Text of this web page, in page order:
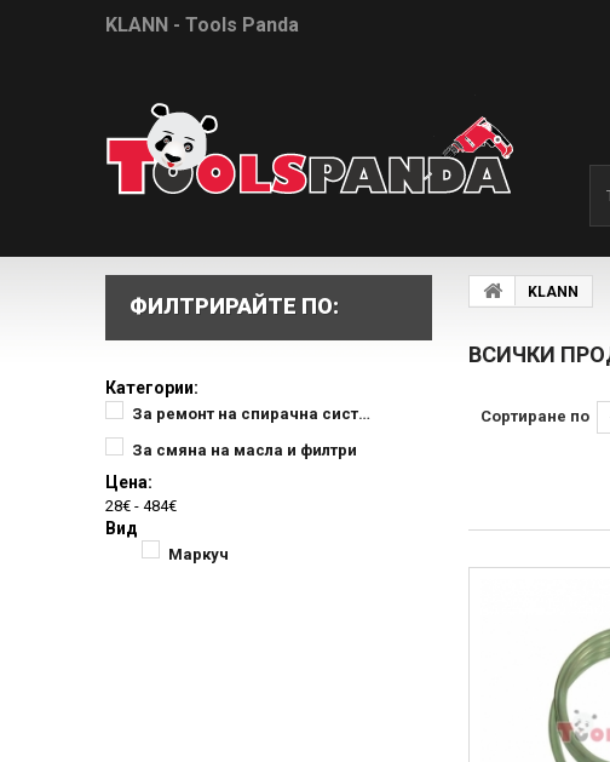
KLANN - Tools Panda
ФИЛТРИРАЙТЕ ПО:
Категории:
За ремонт на спирачна система
За смяна на масла и филтри
Цена:
28€ - 484€
Вид
Маркуч
KLANN
ВСИЧКИ
Сортиране по